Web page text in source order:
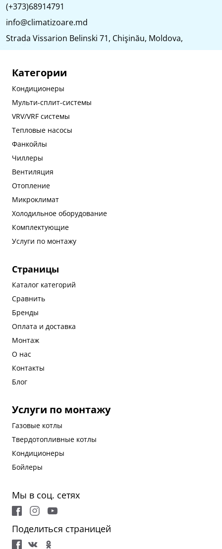
(+373)68914791
info@climatizoare.md
Strada Vissarion Belinski 71, Chişinău, Moldova,
Категории
Кондиционеры
Мульти-сплит-системы
VRV/VRF системы
Тепловые насосы
Фанкойлы
Чиллеры
Вентиляция
Отопление
Микроклимат
Холодильное оборудование
Комплектующие
Услуги по монтажу
Страницы
Каталог категорий
Сравнить
Бренды
Оплата и доставка
Монтаж
О нас
Контакты
Блог
Услуги по монтажу
Газовые котлы
Твердотопливные котлы
Кондиционеры
Бойлеры
Мы в соц. сетях
Поделиться страницей